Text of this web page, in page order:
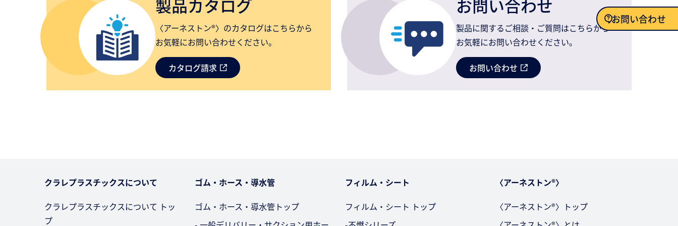
お問い合わせ
製品カタログ
〈アーネストン®〉のカタログはこちらから
お気軽にお問い合わせください。
カタログ請求
お問い合わせ
製品に関するご相談・ご質問はこちらから
お気軽にお問い合わせください。
お問い合わせ
クラレプラスチックスについて
クラレプラスチックスについて トッ
プ
ゴム・ホース・導水管
ゴム・ホース・導水管トップ
フィルム・シート
フィルム・シート トップ
〈アーネストン®〉
〈アーネストン®〉トップ